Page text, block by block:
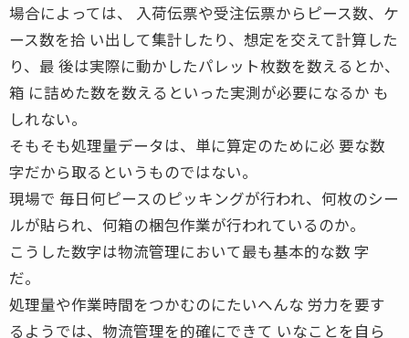
場合によっては、 入荷伝票や受注伝票からピース数、ケ
ース数を拾 い出して集計したり、想定を交えて計算した
り、最 後は実際に動かしたパレット枚数を数えるとか、
箱 に詰めた数を数えるといった実測が必要になるか も
しれない。
そもそも処理量データは、単に算定のために必 要な数
字だから取るというものではない。
現場で 毎日何ピースのピッキングが行われ、何枚のシー
ルが貼られ、何箱の梱包作業が行われているのか。
こうした数字は物流管理において最も基本的な数 字
だ。
処理量や作業時間をつかむのにたいへんな 労力を要す
るようでは、物流管理を的確にできて いなことを自ら